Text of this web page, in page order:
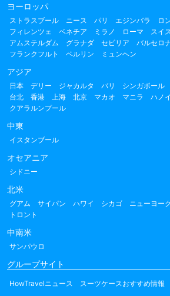
ヨーロッパ
ストラスブール ニース パリ エジンバラ ロ
フィレンツェ
ベネチア ミラノ ローマ スイス
アムステルダム
グラナダ セビリア バルセロ
フランクフルト
ベルリン ミュンヘン
アジア
日本 デリー ジャカルタ バリ シンガポール
台北
香港 上海 北京 マカオ マニラ ハノイ
クアラルンプール
中東
イスタンブール
オセアニア
シドニー
北米
グアム サイパン ハワイ シカゴ ニューヨーク
トロント
中南米
サンパウロ
グループサイト
HowTravelニュース スーツケースおすすめ情報